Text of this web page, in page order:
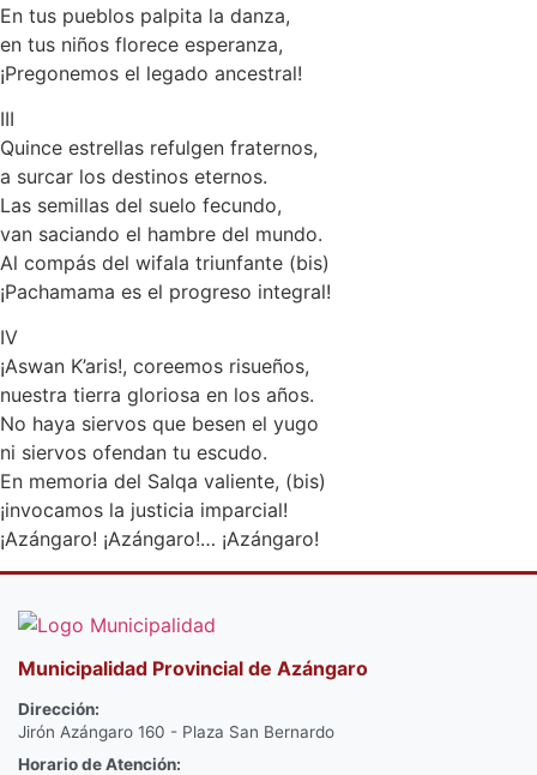
En tus pueblos palpita la danza,
en tus niños florece esperanza,
¡Pregonemos el legado ancestral!
III
Quince estrellas refulgen fraternos,
a surcar los destinos eternos.
Las semillas del suelo fecundo,
van saciando el hambre del mundo.
Al compás del wifala triunfante (bis)
¡Pachamama es el progreso integral!
IV
¡Aswan K’aris!, coreemos risueños,
nuestra tierra gloriosa en los años.
No haya siervos que besen el yugo
ni siervos ofendan tu escudo.
En memoria del Salqa valiente, (bis)
¡invocamos la justicia imparcial!
¡Azángaro! ¡Azángaro!… ¡Azángaro!
Municipalidad Provincial de Azángaro
Dirección:
Jirón Azángaro 160 - Plaza San Bernardo
Horario de Atención: